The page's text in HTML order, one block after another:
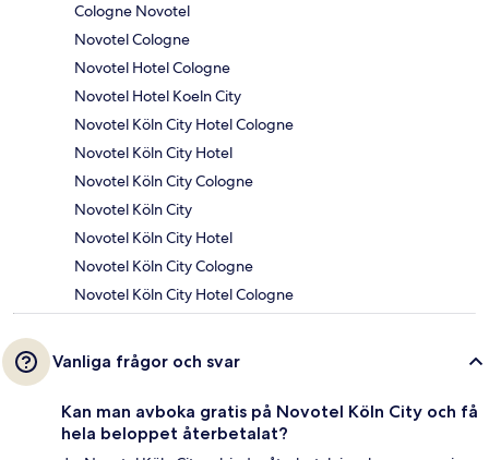
Cologne Novotel
Novotel Cologne
Novotel Hotel Cologne
Novotel Hotel Koeln City
Novotel Köln City Hotel Cologne
Novotel Köln City Hotel
Novotel Köln City Cologne
Novotel Köln City
Novotel Köln City Hotel
Novotel Köln City Cologne
Novotel Köln City Hotel Cologne
Vanliga frågor och svar
Kan man avboka gratis på Novotel Köln City och få
hela beloppet återbetalat?